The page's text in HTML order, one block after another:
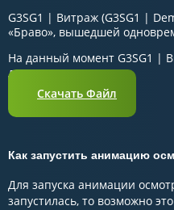
G3SG1 | Витраж (G3SG1 |
«Браво», вышедшей
На данный момент G3SG1 |
довольно редко.
Скачать Файл
Как запустить анимацию
Для запуска анимации
запустилась, то возможно